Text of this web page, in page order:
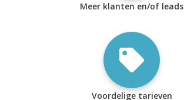
Meer klanten en/of leads
Voordelige tarieven